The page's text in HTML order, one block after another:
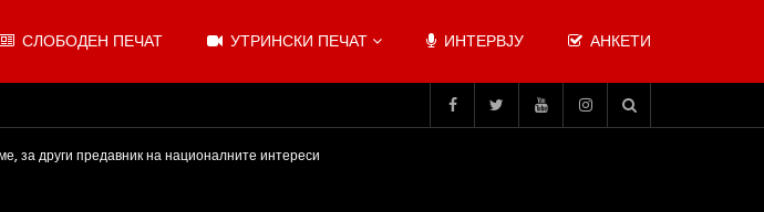
СЛОБОДЕН ПЕЧАТ УТРИНСКИ ПЕЧАТ ИНТЕРВЈУ АНКЕТИ
за други предавник на националните интереси